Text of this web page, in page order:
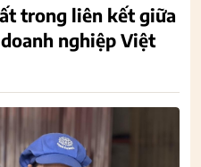
trong liên kết giữa
nghiệp Việt